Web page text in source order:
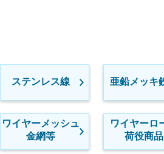
ステンレス線 亜鉛メッキ
ワイヤーメッシュ
金網等
ワイヤーロ
荷役商品